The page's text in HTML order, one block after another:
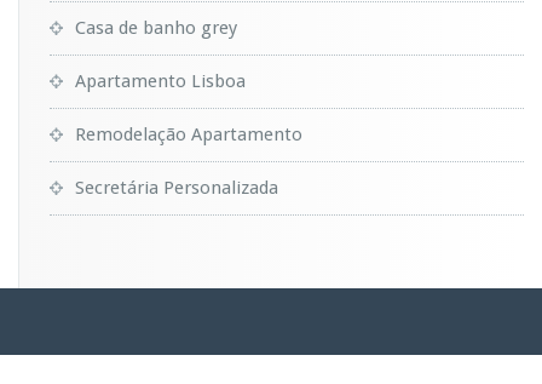
Casa de banho grey
Apartamento Lisboa
Remodelação Apartamento
Secretária Personalizada